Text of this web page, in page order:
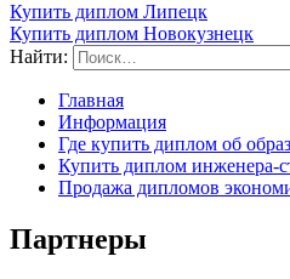
Купить диплом Липецк
Купить диплом Новокузнецк
Найти:
Главная
Информация
Где купить диплом об
Купить диплом инженера-
Продажа дипломов
Партнеры